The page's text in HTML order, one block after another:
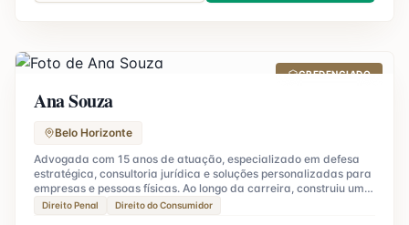
CREDENCIADO
Ana Souza
Belo Horizonte
Advogada com 15 anos de atuação, especializado em defesa
estratégica, consultoria jurídica e soluções personalizadas para
empresas e pessoas físicas. Ao longo da carreira, construiu uma
reputação sólida pela condução ética, visão analítica e busca
constante por resultados eficientes e sustentáveis.
Direito Penal Direito do Consumidor